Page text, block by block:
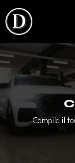
Compila il